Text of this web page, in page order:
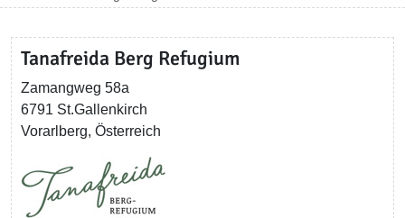
Tanafreida Berg Refugium
Zamangweg 58a
6791 St.Gallenkirch
Vorarlberg, Österreich